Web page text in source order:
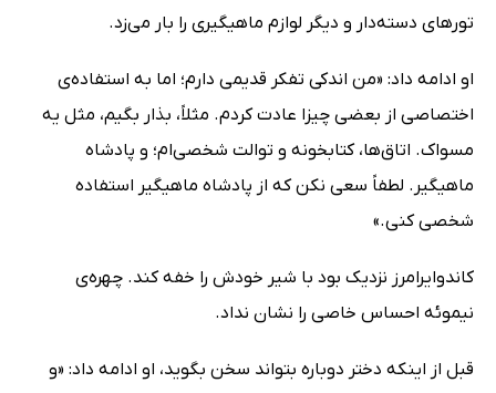
تورهای دسته‌دار و دیگر لوازم ماهیگیری را بار می‌زد.
او ادامه داد: «من اندکی تفکر قدیمی دارم؛ اما به استفاده‌ی
اختصاصی از بعضی چیزا عادت کردم. مثلاً، بذار بگیم، مثل یه
مسواک. اتاق‌ها، کتابخونه و توالت شخصی‌ام؛ و پادشاه
ماهیگیر. لطفاً سعی نکن که از پادشاه ماهیگیر استفاده
شخصی کنی.»
کاندوایرامرز نزدیک بود با شیر خودش را خفه کند. چهره‌ی
نیموئه احساس خاصی را نشان نداد.
قبل از اینکه دختر دوباره بتواند سخن بگوید، او ادامه داد: «و